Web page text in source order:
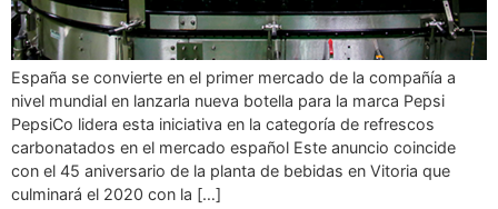
España se convierte en el primer mercado de la compañía a
nivel mundial en lanzarla nueva botella para la marca Pepsi
PepsiCo lidera esta iniciativa en la categoría de refrescos
carbonatados en el mercado español Este anuncio coincide
con el 45 aniversario de la planta de bebidas en Vitoria que
culminará el 2020 con la […]